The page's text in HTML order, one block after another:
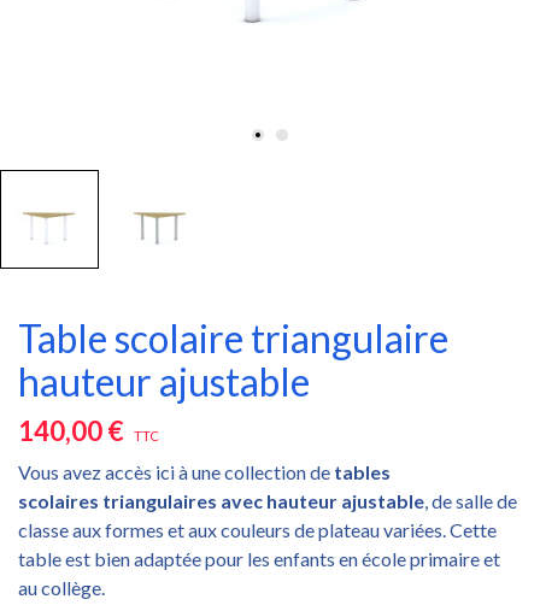
Table scolaire triangulaire
hauteur ajustable
140,00 € TTC
Vous avez accès ici à une collection de tables
scolaires triangulaires avec hauteur ajustable, de salle de
classe aux formes et aux couleurs de plateau variées. Cette
table est bien adaptée pour les enfants en école primaire et
au collège.